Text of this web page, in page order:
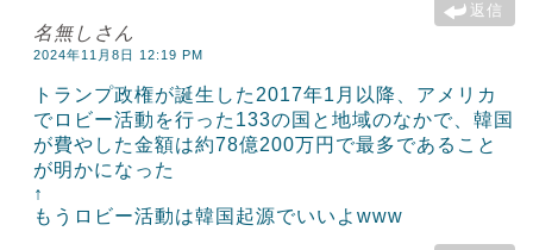
返信
名無しさん
2024年11月8日 12:19 PM
トランプ政権が誕生した2017年1月以降、アメリカ
でロビー活動を行った133の国と地域のなかで、韓国
が費やした金額は約78億200万円で最多であること
が明かになった
↑
もうロビー活動は韓国起源でいいよwww